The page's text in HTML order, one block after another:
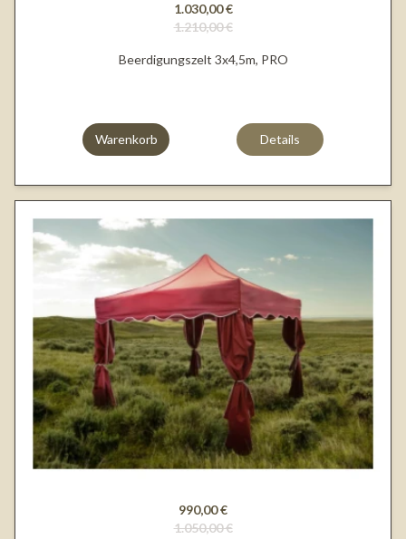
1.030,00 €
1.210,00 €
Beerdigungszelt 3x4,5m, PRO
Warenkorb Details
990,00 €
1.050,00 €